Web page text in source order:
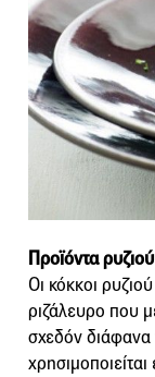
Προϊόντα ρυζιού
Οι κόκκοι
ριζάλευρο που
σχεδόν διάφανα